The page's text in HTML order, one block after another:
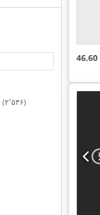
(۲٬۵۳۶)
46.60